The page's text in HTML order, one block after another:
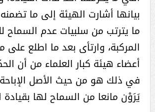
بيانها أشارت الهيئة إلى ما
ما يترتب من سلبيات عدم السماح
المركبة، وارتأى بعد ما اطلع على
أعضاء هيئة كبار العلماء من أن
في ذلك هو من حيث الأصل
يَرَوْن مانعا من السماح لها بقيادة